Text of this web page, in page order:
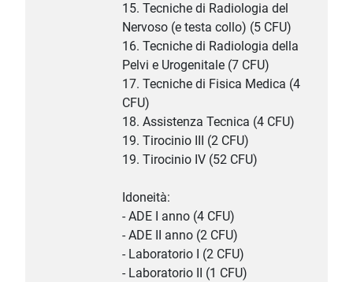
15. Tecniche di Radiologia del
Nervoso (e testa collo) (5 CFU)
16. Tecniche di Radiologia della
Pelvi e Urogenitale (7 CFU)
17. Tecniche di Fisica Medica (4
CFU)
18. Assistenza Tecnica (4 CFU)
19. Tirocinio III (2 CFU)
19. Tirocinio IV (52 CFU)
Idoneità:
- ADE I anno (4 CFU)
- ADE II anno (2 CFU)
- Laboratorio I (2 CFU)
- Laboratorio II (1 CFU)